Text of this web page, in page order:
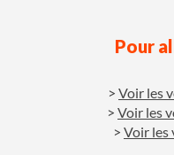
Pour
Voir les
Voir les
Voir les